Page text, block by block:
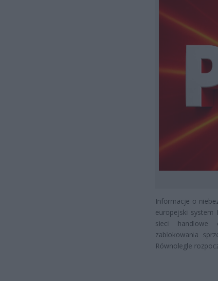
Informacje o
europejski system
sieci handlowe
zablokowania
Równolegle